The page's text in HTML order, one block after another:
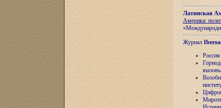
Латинская
Америка:
Журнал